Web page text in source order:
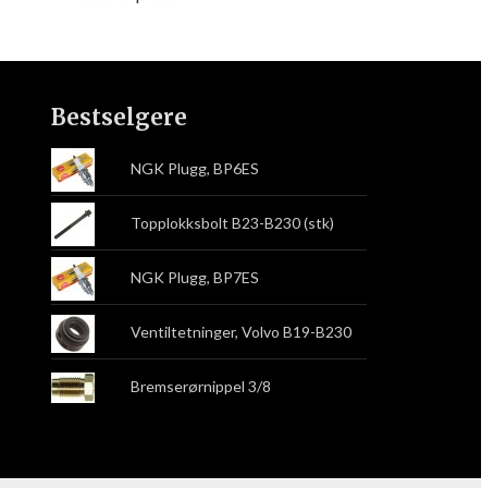
Bestselgere
NGK Plugg, BP6ES
Topplokksbolt B23-B230 (stk)
NGK Plugg, BP7ES
Ventiltetninger, Volvo B19-B230
Bremserørnippel 3/8